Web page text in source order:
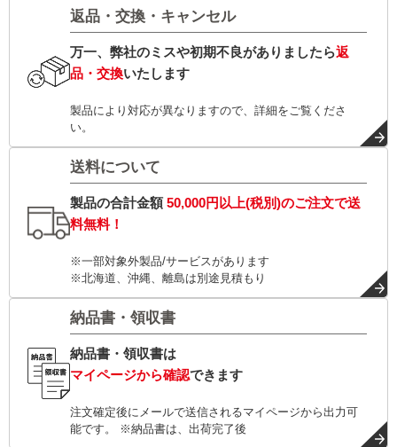
返品・交換・キャンセル
万一、弊社のミスや初期不良がありましたら返
品・交換いたします
製品により対応が異なりますので、詳細をご覧くださ
い。
送料について
製品の合計金額50,000円以上(税別)のご注文で送
料無料！
※一部対象外製品/サービスがあります
※北海道、沖縄、離島は別途見積もり
納品書・領収書
納品書・領収書は
マイページから確認できます
注文確定後にメールで送信されるマイページから出力可
能です。 ※納品書は、出荷完了後